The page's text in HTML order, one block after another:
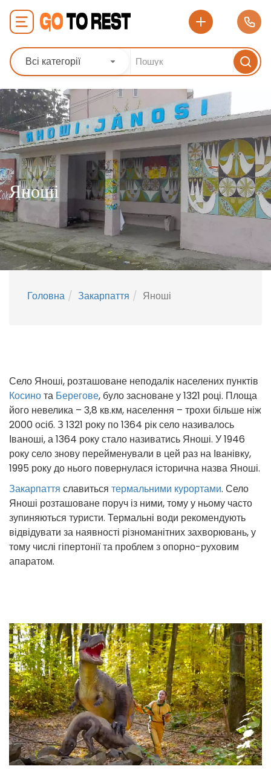
Всі категорії
Яноші
Головна Закарпаття Яноші
Село Яноші, розташоване неподалік населених пунктів
Косинота Берегове, було засноване у 1321 році. Площа
його невелика – 3,8 кв.км, населення – трохи більше ніж
2000 осіб. З 1321 року по 1364 рік село називалось
Іваноші, а 1364 року стало називатись Яноші. У 1946
року село знову перейменували в цей раз на Іванівку,
1995 року до нього повернулася історична назва Яноші.
Закарпаття славиться термальними курортами. Село
Яноші розташоване поруч із ними, тому у ньому часто
зупиняються туристи. Термальні води рекомендують
відвідувати за наявності різноманітних захворювань, у
тому числі гіпертонії та проблем з опорно-руховим
апаратом.